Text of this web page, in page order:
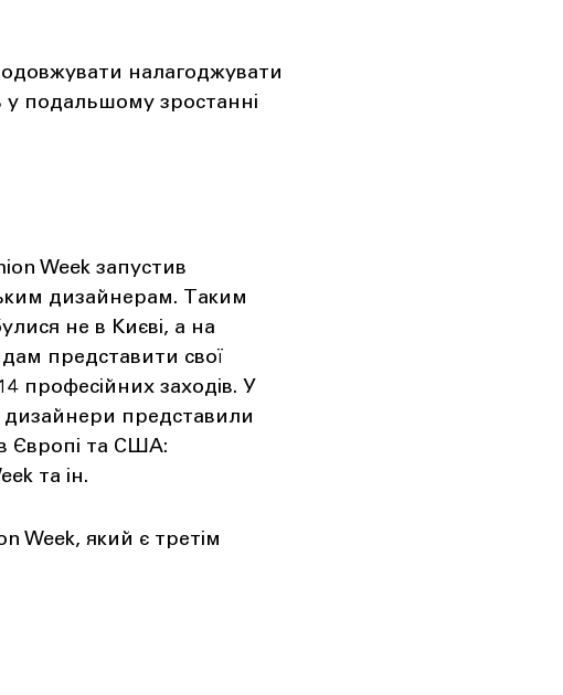
налагоджувати
у подальшому зростанні
Week запустив
дизайнерам. Таким
не в Києві, а на
представити свої
професійних заходів. У
дизайнери представили
в Європі та США:
та ін.
Week, який є третім